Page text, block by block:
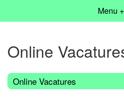
Menu +
Online
Online Vacatures